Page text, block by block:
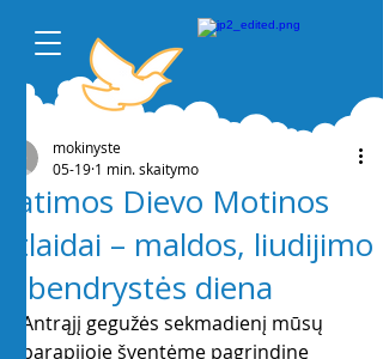
Fatimos Dievo Motinos
atlaidai – maldos, liudijimo
ir bendrystės diena
mokinyste
05-19 1 min. skaitymo
Antrąjį gegužės sekmadienį mūsų
parapijoje šventėme pagrindinę